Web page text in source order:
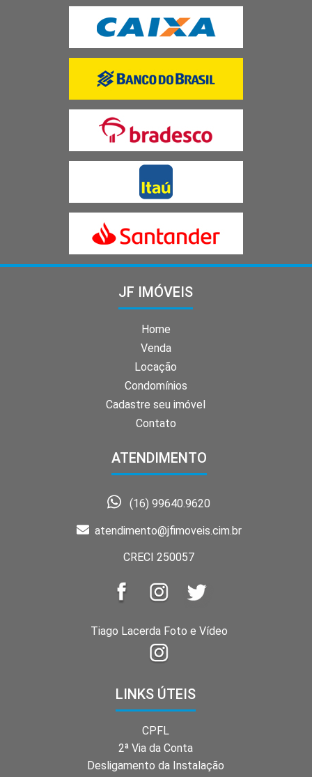
JF IMÓVEIS
Home
Venda
Locação
Condomínios
Cadastre seu imóvel
Contato
ATENDIMENTO
(16) 99640.9620
atendimento@jfimoveis.cim.br
CRECI 250057
Tiago Lacerda Foto e Vídeo
LINKS ÚTEIS
CPFL
2ª Via da Conta
Desligamento da Instalação